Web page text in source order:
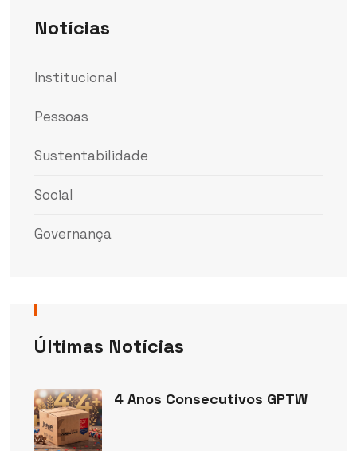
Notícias
Institucional
Pessoas
Sustentabilidade
Social
Governança
Últimas Notícias
4 Anos Consecutivos GPTW